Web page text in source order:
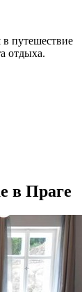
в путешествие
отдыха.
в Праге